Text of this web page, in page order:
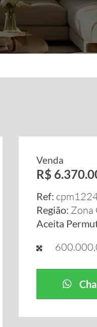
Venda
R$
Ref:
Região: Zona
Aceita